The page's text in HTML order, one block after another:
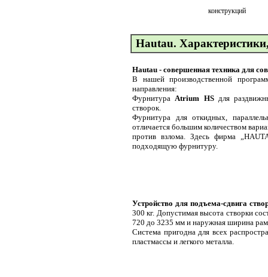
конструкций
Hautau.
Hautau - совершенная техника для
В нашей производственной
направления:
ФурнитураAtrium HSдля
створок.
Фурнитура для откидных,
отличается большим количеством
против взлома. Здесь фирма
подходящую фурнитуру.
Устройство для подъема-сдвига
300 кг. Допустимая высота створки
720 до 3235 мм и наружная ширина
Система пригодна для всех
пластмассы и легкого металла.